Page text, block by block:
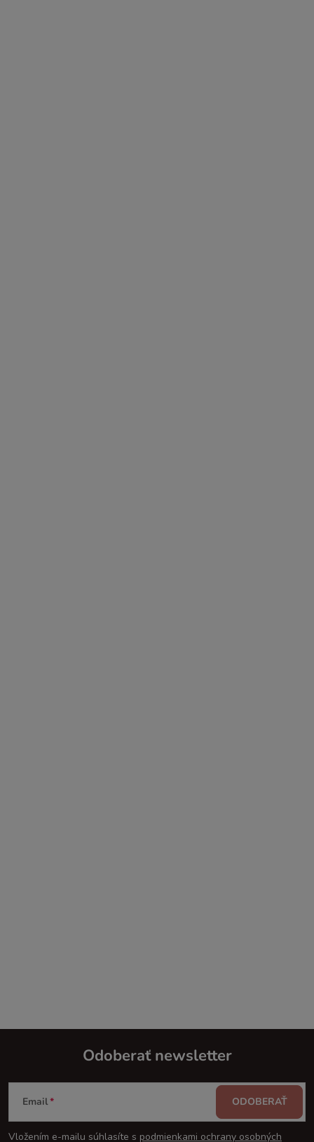
Z
á
Odoberať newsletter
Email
Vložením e-mailu súhlasíte s podmienkami ochrany osobných
ODOBERAŤ